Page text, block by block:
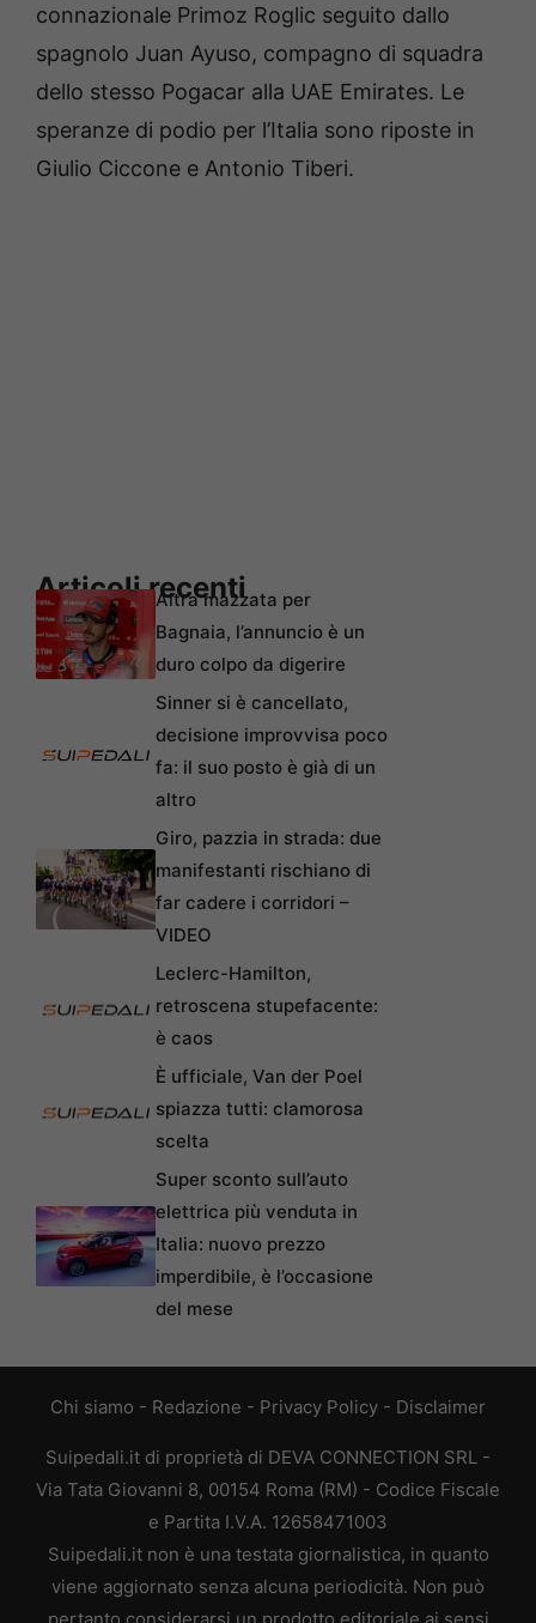
connazionale Primoz Roglic seguito dallo
spagnolo Juan Ayuso, compagno di squadra
dello stesso Pogacar alla UAE Emirates. Le
speranze di podio per l’Italia sono riposte in
Giulio Ciccone e Antonio Tiberi.
Articoli recenti
Altra mazzata per
Bagnaia, l’annuncio è un
duro colpo da digerire
Sinner si è cancellato,
decisione improvvisa poco
fa: il suo posto è già di un
altro
Giro, pazzia in strada: due
manifestanti rischiano di
far cadere i corridori –
VIDEO
Leclerc-Hamilton,
retroscena stupefacente:
è caos
È ufficiale, Van der Poel
spiazza tutti: clamorosa
scelta
Super sconto sull’auto
elettrica più venduta in
Italia: nuovo prezzo
imperdibile, è l’occasione
del mese
Chi siamo - Redazione - Privacy Policy - Disclaimer
Suipedali.it di proprietà di DEVA CONNECTION SRL -
Via Tata Giovanni 8, 00154 Roma (RM) - Codice Fiscale
e Partita I.V.A. 12658471003
Suipedali.it non è una testata giornalistica, in quanto
viene aggiornato senza alcuna periodicità. Non può
pertanto considerarsi un prodotto editoriale ai sensi